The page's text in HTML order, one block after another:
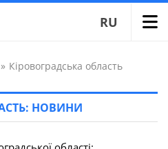
RU
» Кіровоградська область
НОВИНИ